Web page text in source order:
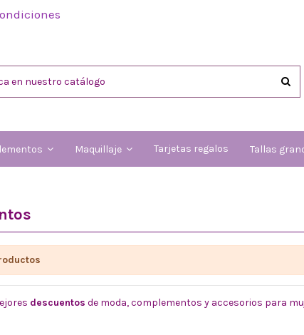
Maquillaje Tarjetas regalos Tallas
descuentos de moda, complementos y accesorios para